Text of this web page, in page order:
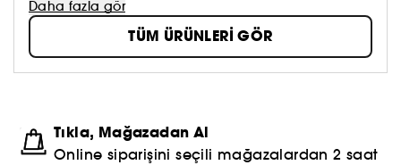
doludur, bu yüzden güzelliğin kolay olması
gerektiğine inanıyoruz. Banyonuz çok şık olmak
Daha fazla gör
TÜM ÜRÜNLERİ GÖR
Tıkla, Mağazadan Al
Online siparişini seçili mağazalardan 2 saat